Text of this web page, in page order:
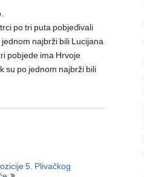
po tri puta pobjeđivali
najbrži bili Lucijana
pobjede ima Hrvoje
su po jednom najbrži bili
5. Plivačkog